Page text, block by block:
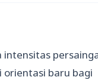
orientasi baru bagi